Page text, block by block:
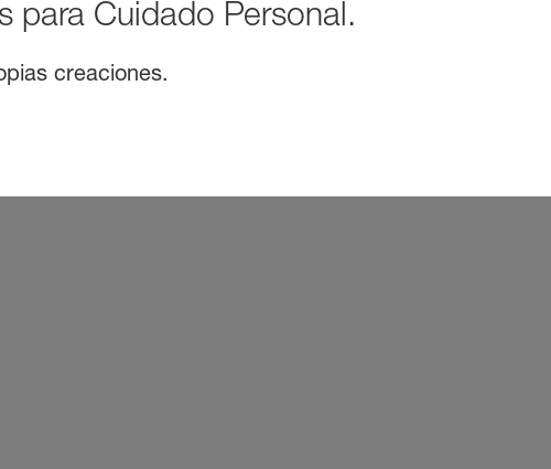
para Cuidado Personal.
creaciones.